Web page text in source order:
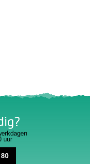
uur